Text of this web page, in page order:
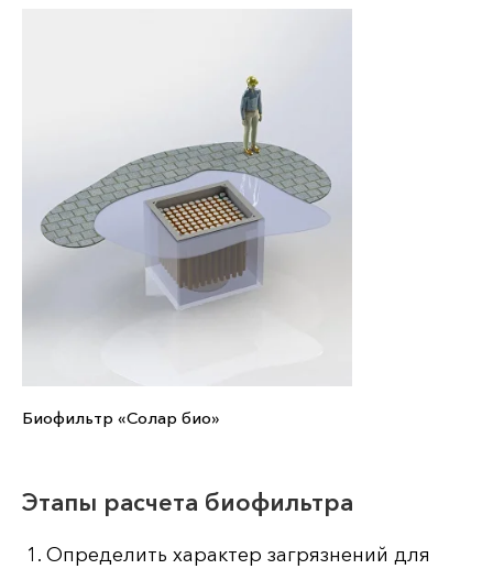
Биофильтр «Солар био»
Этапы расчета биофильтра
Определить характер загрязнений для